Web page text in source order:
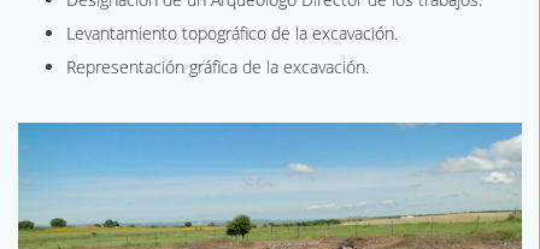
Levantamiento topográfico de la excavación.
Representación gráfica de la excavación.